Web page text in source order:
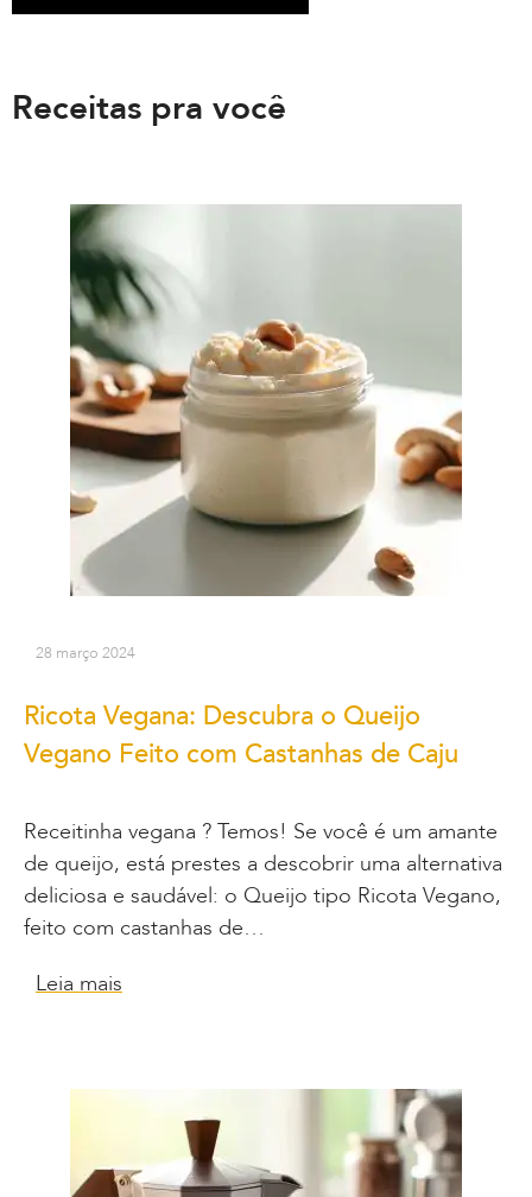
Receitas pra você
28 março 2024
Ricota Vegana: Descubra o Queijo
Vegano Feito com Castanhas de Caju
Receitinha vegana ? Temos! Se você é um amante
de queijo, está prestes a descobrir uma alternativa
deliciosa e saudável: o Queijo tipo Ricota Vegano,
feito com castanhas de…
Leia mais